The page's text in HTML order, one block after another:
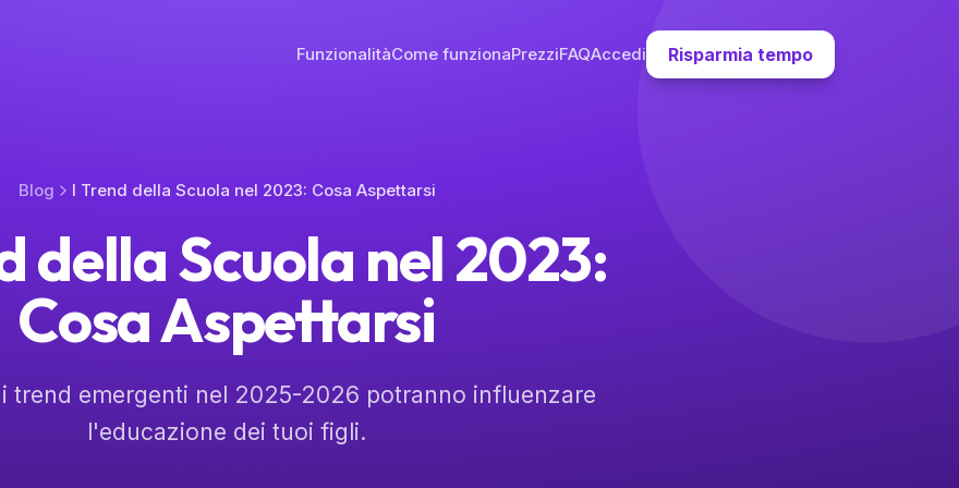
FunzionalitàCome funzionaPrezziFAQAccedi Risparmia tempo
Blog I Trend della Scuola nel 2023: Cosa Aspettarsi
della Scuola nel 2023:
Cosa Aspettarsi
trend emergenti nel 2025-2026 potranno influenzare
l'educazione dei tuoi figli.